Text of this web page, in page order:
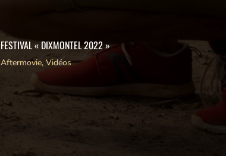
FESTIVAL « DIXMONTEL 2022 »
Aftermovie, Vidéos